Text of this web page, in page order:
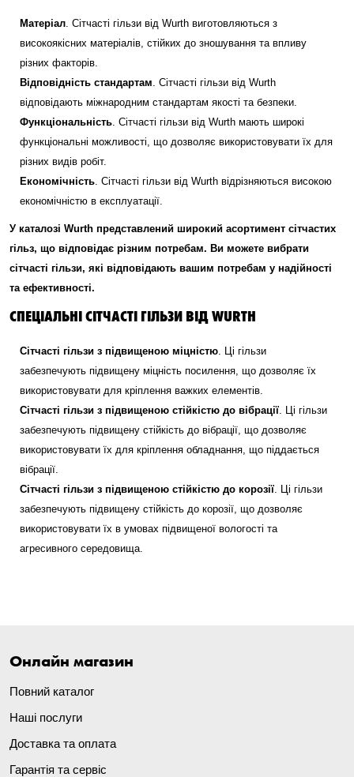
Матеріал . Сітчасті гільзи від Wurth виготовляються з
високоякісних матеріалів, стійких до зношування та впливу
різних факторів.
Відповідність стандартам . Сітчасті гільзи від Wurth
відповідають міжнародним стандартам якості та безпеки.
Функціональність . Сітчасті гільзи від Wurth мають широкі
функціональні можливості, що дозволяє використовувати їх для
різних видів робіт.
Економічність . Сітчасті гільзи від Wurth відрізняються високою
економічністю в експлуатації.
У каталозі Wurth представлений широкий асортимент сітчастих
гільз, що відповідає різним потребам. Ви можете вибрати
сітчасті гільзи, які відповідають вашим потребам у надійності
та ефективності.
СПЕЦІАЛЬНІ СІТЧАСТІ ГІЛЬЗИ ВІД WURTH
Сітчасті гільзи з підвищеною міцністю . Ці гільзи
забезпечують підвищену міцність посилення, що дозволяє їх
використовувати для кріплення важких елементів.
Сітчасті гільзи з підвищеною стійкістю до вібрації . Ці гільзи
забезпечують підвищену стійкість до вібрації, що дозволяє
використовувати їх для кріплення обладнання, що піддається
вібрації.
Сітчасті гільзи з підвищеною стійкістю до корозії . Ці гільзи
забезпечують підвищену стійкість до корозії, що дозволяє
використовувати їх в умовах підвищеної вологості та
агресивного середовища.
Онлайн магазин
Повний каталог
Наші послуги
Доставка та оплата
Гарантія та сервіс